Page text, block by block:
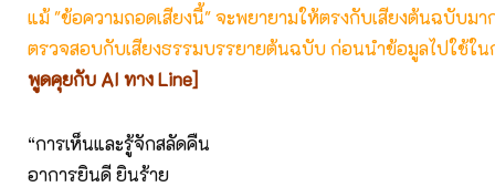
แม้ "ข้อความถอดเสียงนี้" จะพยายามให้ตรงกับเสียงต้นฉบับม
ตรวจสอบกับเสียงธรรมบรรยายต้นฉบับ ก่อนนำข้อมูลไปใช้ใน
พูดคุยกับ AI ทาง Line]
“การเห็นและรู้จักสลัดคืน
อาการยินดี ยินร้าย